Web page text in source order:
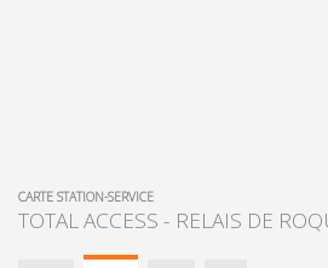
CARTE STATION-SERVICE
TOTAL ACCESS - RELAIS DE